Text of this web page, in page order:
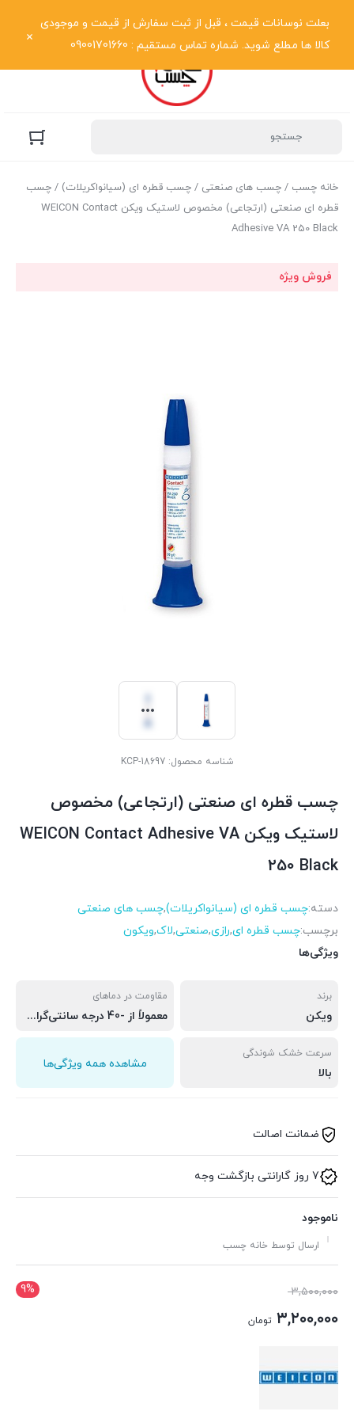
بعلت نوسانات قیمت ، قبل از ثبت سفارش از قیمت و موجودی
کالا ها مطلع شوید. شماره تماس مستقیم : 09001701660
خانه چسب / چسب های صنعتی / چسب قطره ای (سیانواکریلات) / چسب
قطره ای صنعتی (ارتجاعی) مخصوص لاستیک ویکن WEICON Contact
Adhesive VA 250 Black
فروش ویژه
شناسه محصول:KCP-18697
چسب قطره ای صنعتی (ارتجاعی) مخصوص
لاستیک ویکن WEICON Contact Adhesive VA
250 Black
دسته:چسب قطره ای (سیانواکریلات),چسب های صنعتی
برچسب:چسب قطره ای,رازی,صنعتی,لاک,ویکون
ویژگی‌ها
برند
ویکن
مقاومت در دماهای
معمولاً از -40 درجه سانتی‌گراد تا 80 درجه سانتی‌گراد
سرعت خشک شوندگی
بالا
مشاهده همه ویژگی‌ها
ضمانت اصالت
7 روز گارانتی بازگشت وجه
ناموجود
ارسال توسط خانه چسب
9% ۳,۵۰۰,۰۰۰قیمت
اصلی:۳,۲۰۰,۰۰۰ تومان
فعلی:
۳,۲۰۰,۰۰۰ تومان.